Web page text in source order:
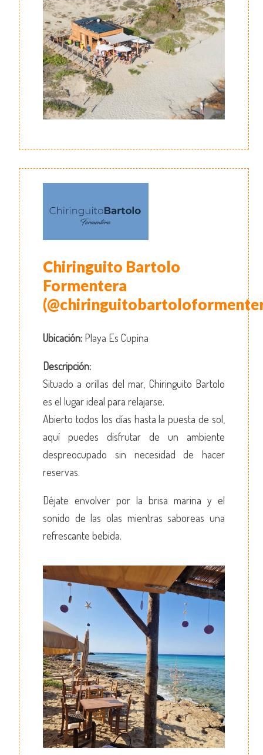
Chiringuito Bartolo
Formentera
Ubicación: Playa Es Cupina
Descripción:
Situado a orillas del mar, Chiringuito Bartolo
es el lugar ideal para relajarse.
Abierto todos los días hasta la puesta de sol,
aquí puedes disfrutar de un ambiente
despreocupado sin necesidad de hacer
reservas.
Déjate envolver por la brisa marina y el
sonido de las olas mientras saboreas una
refrescante bebida.